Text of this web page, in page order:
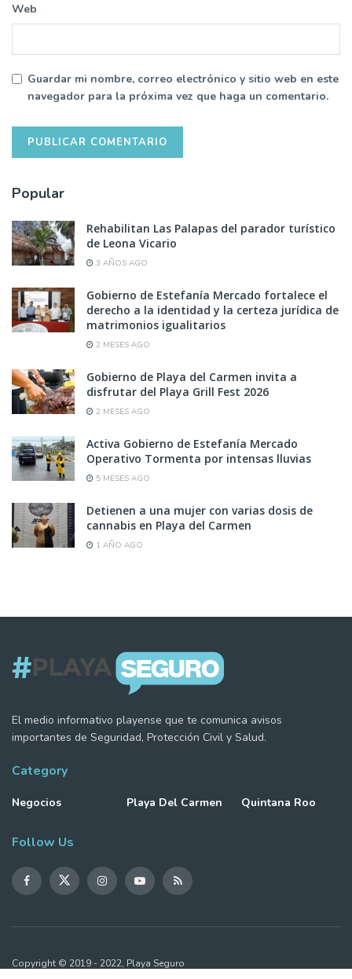
Web
Guardar mi nombre, correo electrónico y sitio web en este
navegador para la próxima vez que haga un comentario.
Popular
Rehabilitan Las Palapas del parador turístico
de Leona Vicario
3 AÑOS AGO
Gobierno de Estefanía Mercado fortalece el
derecho a la identidad y la certeza jurídica de
matrimonios igualitarios
2 MESES AGO
Gobierno de Playa del Carmen invita a
disfrutar del Playa Grill Fest 2026
2 MESES AGO
Activa Gobierno de Estefanía Mercado
Operativo Tormenta por intensas lluvias
5 MESES AGO
Detienen a una mujer con varias dosis de
cannabis en Playa del Carmen
1 AÑO AGO
El medio informativo playense que te comunica avisos
importantes de Seguridad, Protección Civil y Salud.
Category
Negocios Playa Del Carmen Quintana Roo
Follow Us
Copyright © 2019 - 2022, Playa Seguro